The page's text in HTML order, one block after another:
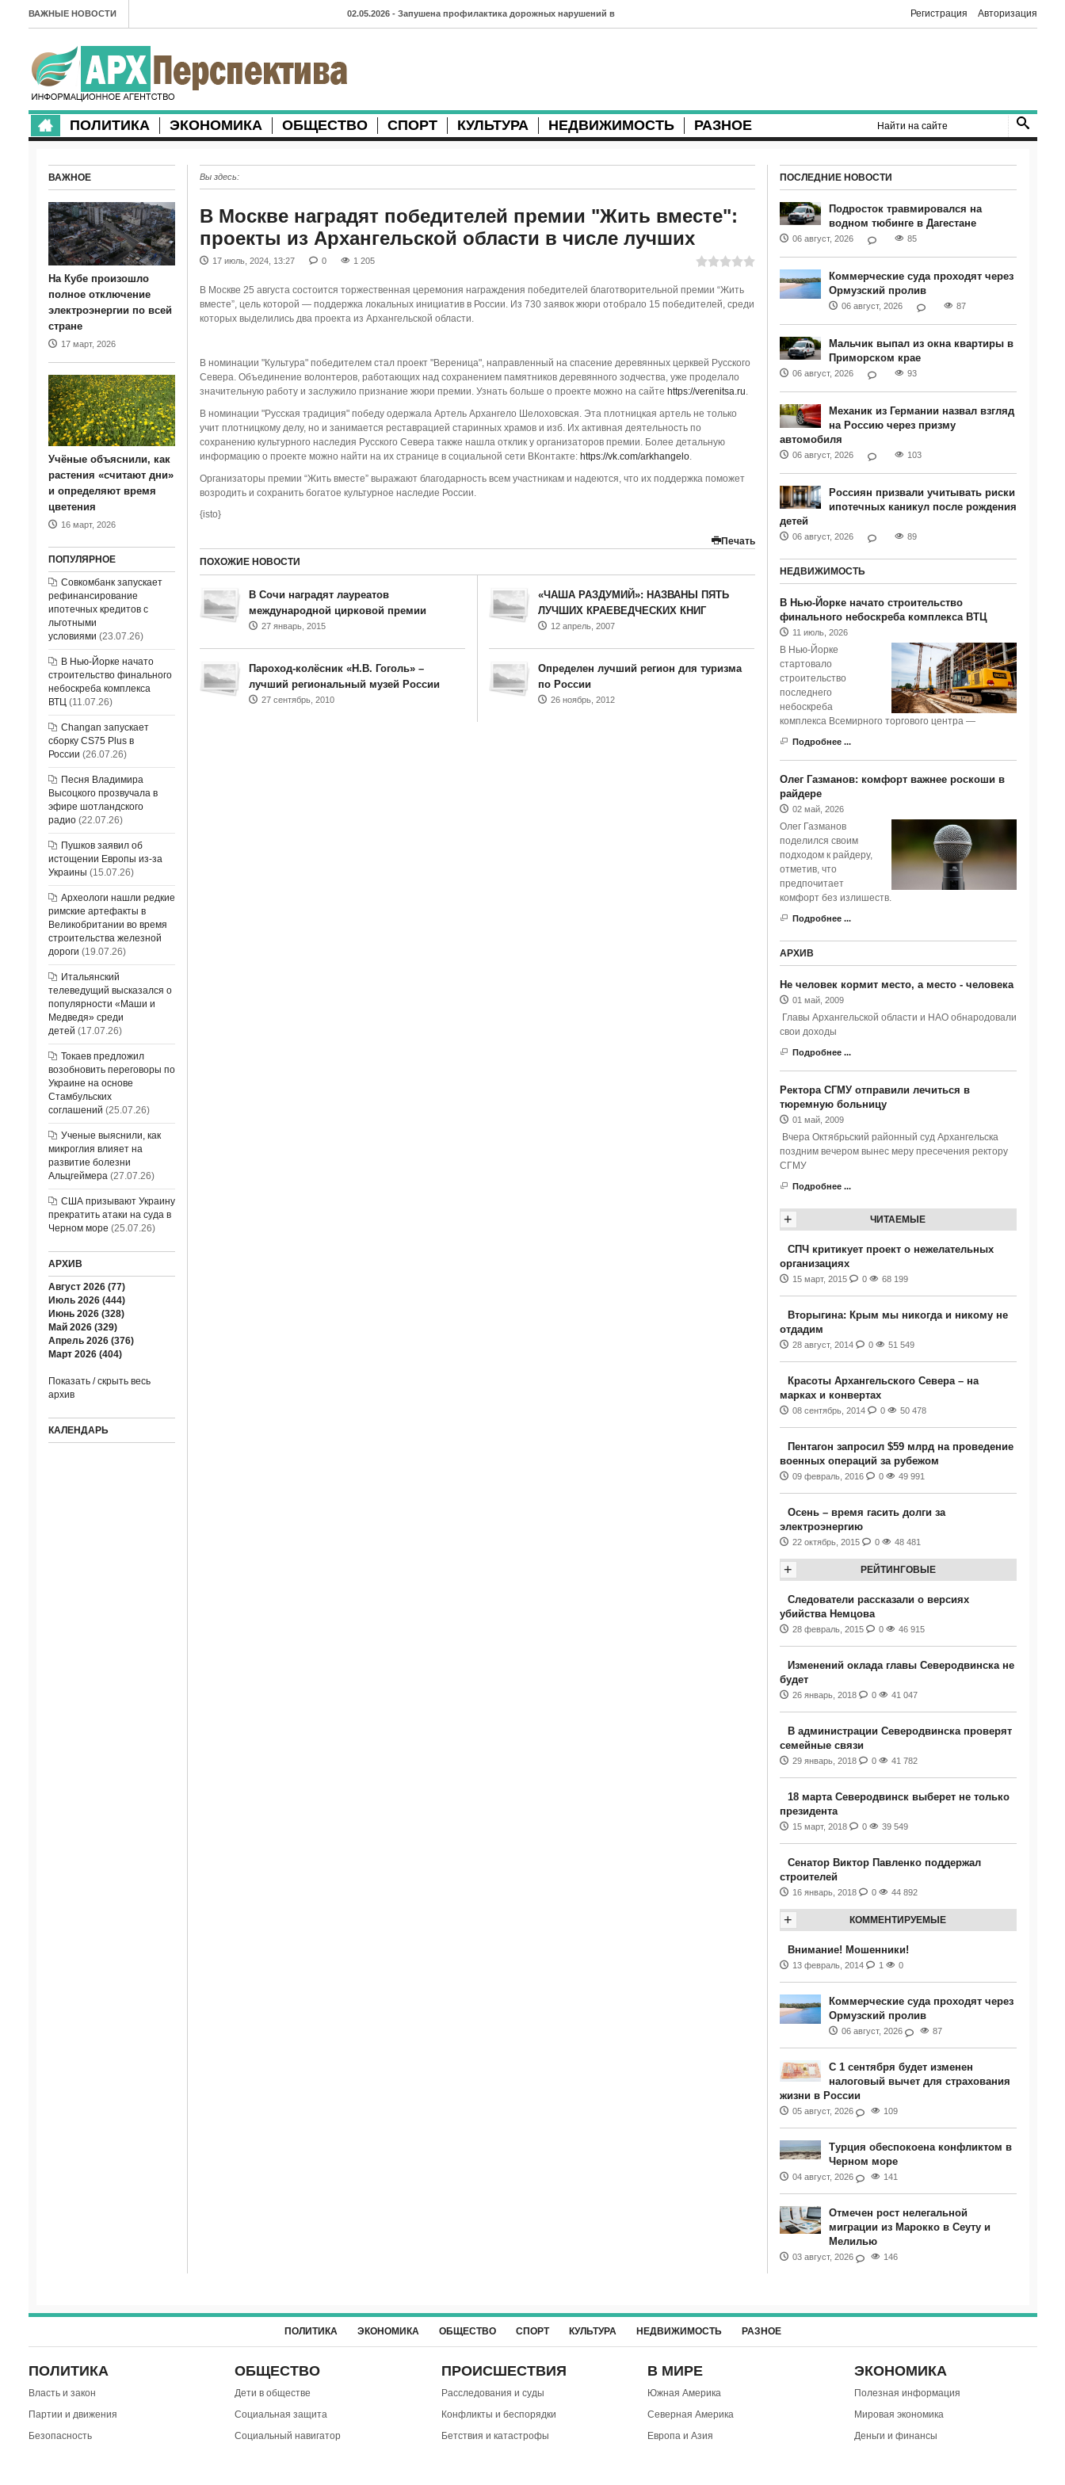
ВАЖНЫЕ НОВОСТИ 02.05.2026 - Запушена профилактика дорожных нарушений в
27.04.2026 - Губернатор Архангельской области контролирует
23.04.2026 - Детский экологический форум усилит
продолжают затруднять движение
21.04.2026 - Выгуливание собак: правила и штрафы в России
20.04.2026 - Итоги хоккейного сезона в Архангельске: яркие
матчи и новые победы
18.04.2026 - Мобильные комплексы фотофиксации Vitronic
Регистрация Авторизация
ПОЛИТИКА ЭКОНОМИКА ОБЩЕСТВО СПОРТ КУЛЬТУРА НЕДВИЖИМОСТЬ РАЗНОЕ
Вы здесь:
В Москве наградят победителей премии "Жить вместе":
проекты из Архангельской области в числе лучших
17 июль, 2024, 13:27 0 1 205
В Москве 25 августа состоится торжественная церемония награждения победителей благотворительной премии “Жить
вместе”, цель которой — поддержка локальных инициатив в России. Из 730 заявок жюри отобрало 15 победителей, среди
которых выделились два проекта из Архангельской области.
В номинации "Культура" победителем стал проект "Вереница", направленный на спасение деревянных церквей Русского
Севера. Объединение волонтеров, работающих над сохранением памятников деревянного зодчества, уже проделало
значительную работу и заслужило признание жюри премии. Узнать больше о проекте можно на сайте https://verenitsa.ru.
В номинации "Русская традиция" победу одержала Артель Архангело Шелоховская. Эта плотницкая артель не только
учит плотницкому делу, но и занимается реставрацией старинных храмов и изб. Их активная деятельность по
сохранению культурного наследия Русского Севера также нашла отклик у организаторов премии. Более детальную
информацию о проекте можно найти на их странице в социальной сети ВКонтакте: https://vk.com/arkhangelo.
Организаторы премии “Жить вместе” выражают благодарность всем участникам и надеются, что их поддержка поможет
возродить и сохранить богатое культурное наследие России.
{isto}
Печать
ПОХОЖИЕ НОВОСТИ
В Сочи наградят лауреатов
международной цирковой премии
27 январь, 2015
«ЧАША РАЗДУМИЙ»: НАЗВАНЫ ПЯТЬ
ЛУЧШИХ КРАЕВЕДЧЕСКИХ КНИГ
12 апрель, 2007
Пароход-колёсник «Н.В. Гоголь» –
лучший региональный музей России
27 сентябрь, 2010
Определен лучший регион для туризма
по России
26 ноябрь, 2012
ПОСЛЕДНИЕ НОВОСТИ
Подросток травмировался на
водном тюбинге в Дагестане
06 август, 2026 85
Коммерческие суда проходят через
Ормузский пролив
06 август, 2026 87
Мальчик выпал из окна квартиры в
Приморском крае
06 август, 2026 93
Механик из Германии назвал взгляд
на Россию через призму
автомобиля
06 август, 2026 103
Россиян призвали учитывать риски
ипотечных каникул после рождения
детей
06 август, 2026 89
НЕДВИЖИМОСТЬ
В Нью-Йорке начато строительство
финального небоскреба комплекса ВТЦ
11 июль, 2026
В Нью-Йорке
стартовало
строительство
последнего
небоскреба
комплекса Всемирного торгового центра —
Подробнее ...
Олег Газманов: комфорт важнее роскоши в
райдере
02 май, 2026
Олег Газманов
поделился своим
подходом к райдеру,
отметив, что
предпочитает
комфорт без излишеств.
Подробнее ...
АРХИВ
Не человек кормит место, а место - человека
01 май, 2009
Главы Архангельской области и НАО обнародовали
свои доходы
Подробнее ...
Ректора СГМУ отправили лечиться в
тюремную больницу
01 май, 2009
Вчера Октябрьский районный суд Архангельска
поздним вечером вынес меру пресечения ректору
СГМУ
Подробнее ...
ЧИТАЕМЫЕ
+
СПЧ критикует проект о нежелательных
организациях
15 март, 2015 0 68 199
Вторыгина: Крым мы никогда и никому не
отдадим
28 август, 2014 0 51 549
Красоты Архангельского Севера – на
марках и конвертах
08 сентябрь, 2014 0 50 478
Пентагон запросил $59 млрд на проведение
военных операций за рубежом
09 февраль, 2016 0 49 991
Осень – время гасить долги за
электроэнергию
22 октябрь, 2015 0 48 481
РЕЙТИНГОВЫЕ
+
Следователи рассказали о версиях
убийства Немцова
28 февраль, 2015 0 46 915
Изменений оклада главы Северодвинска не
будет
26 январь, 2018 0 41 047
В администрации Северодвинска проверят
семейные связи
29 январь, 2018 0 41 782
18 марта Северодвинск выберет не только
президента
15 март, 2018 0 39 549
Сенатор Виктор Павленко поддержал
строителей
16 январь, 2018 0 44 892
КОММЕНТИРУЕМЫЕ
+
Внимание! Мошенники!
13 февраль, 2014 1 0
Коммерческие суда проходят через
Ормузский пролив
06 август, 2026 87
С 1 сентября будет изменен
налоговый вычет для страхования
жизни в России
05 август, 2026 109
Турция обеспокоена конфликтом в
Черном море
04 август, 2026 141
Отмечен рост нелегальной
миграции из Марокко в Сеуту и
Мелилью
03 август, 2026 146
ВАЖНОЕ
На Кубе произошло
полное отключение
электроэнергии по всей
стране
17 март, 2026
Учёные объяснили, как
растения «считают дни»
и определяют время
цветения
16 март, 2026
ПОПУЛЯРНОЕ
Совкомбанк запускает
рефинансирование
ипотечных кредитов с
льготными
условиями (23.07.26)
В Нью-Йорке начато
строительство финального
небоскреба комплекса
ВТЦ(11.07.26)
Changan запускает
сборку CS75 Plus в
России (26.07.26)
Песня Владимира
Высоцкого прозвучала в
эфире шотландского
радио(22.07.26)
Пушков заявил об
истощении Европы из-за
Украины (15.07.26)
Археологи нашли редкие
римские артефакты в
Великобритании во время
строительства железной
дороги (19.07.26)
Итальянский
телеведущий высказался о
популярности «Маши и
Медведя» среди
детей (17.07.26)
Токаев предложил
возобновить переговоры по
Украине на основе
Стамбульских
соглашений (25.07.26)
Ученые выяснили, как
микроглия влияет на
развитие болезни
Альцгеймера(27.07.26)
США призывают Украину
прекратить атаки на суда в
Черном море (25.07.26)
АРХИВ
Август 2026 (77)
Июль 2026 (444)
Июнь 2026 (328)
Май 2026 (329)
Апрель 2026 (376)
Март 2026 (404)
Показать / скрыть весь
архив
КАЛЕНДАРЬ
ПОЛИТИКА ЭКОНОМИКА ОБЩЕСТВО СПОРТ КУЛЬТУРА НЕДВИЖИМОСТЬ РАЗНОЕ
ПОЛИТИКА
Власть и закон
Партии и движения
Безопасность
ОБЩЕСТВО
Дети в обществе
Социальная защита
Социальный навигатор
ПРОИСШЕСТВИЯ
Расследования и суды
Конфликты и беспорядки
Бетствия и катастрофы
В МИРЕ
Южная Америка
Северная Америка
Европа и Азия
ЭКОНОМИКА
Полезная информация
Мировая экономика
Деньги и финансы